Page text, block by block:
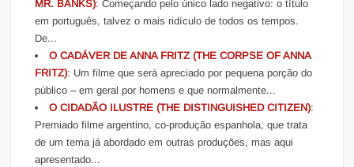
MR. BANKS): Começando pelo único lado negativo: o título
em português, talvez o mais ridículo de todos os tempos.
De...
O CADÁVER DE ANNA FRITZ (THE CORPSE OF ANNA
FRITZ): Um filme que será apreciado por pequena porção do
público – em geral por homens e que normalmente...
O CIDADÃO ILUSTRE (THE DISTINGUISHED CITIZEN):
Premiado filme argentino, co-produção espanhola, que trata
de um tema já abordado em outras produções, mas aqui
apresentado...